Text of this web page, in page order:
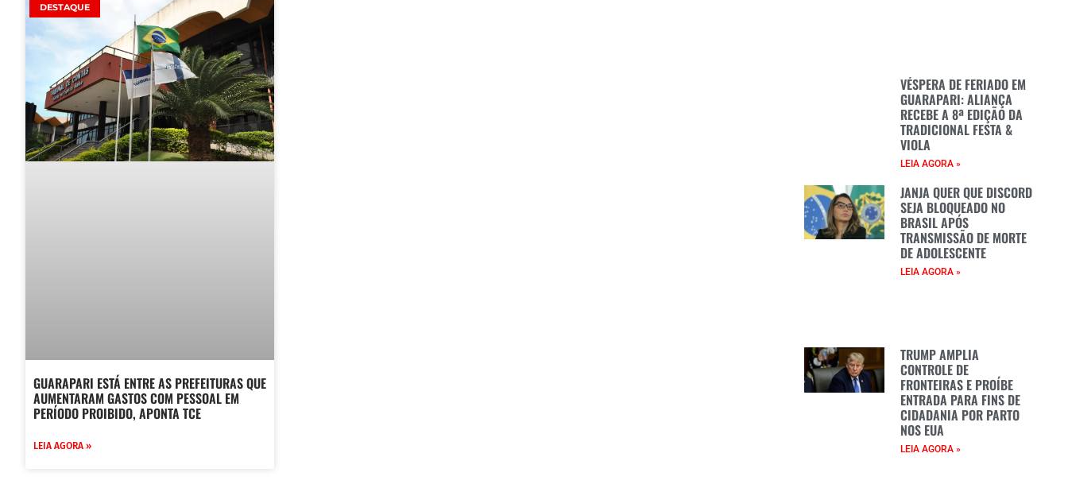
DESTAQUE
GUARAPARI ESTÁ ENTRE AS PREFEITURAS QUE
AUMENTARAM GASTOS COM PESSOAL EM
PERÍODO PROIBIDO, APONTA TCE
LEIA AGORA »
VÉSPERA DE FERIADO EM
GUARAPARI: ALIANÇA
RECEBE A 8ª EDIÇÃO DA
TRADICIONAL FESTA &
VIOLA
LEIA AGORA »
JANJA QUER QUE DISCORD
SEJA BLOQUEADO NO
BRASIL APÓS
TRANSMISSÃO DE MORTE
DE ADOLESCENTE
LEIA AGORA »
TRUMP AMPLIA
CONTROLE DE
FRONTEIRAS E PROÍBE
ENTRADA PARA FINS DE
CIDADANIA POR PARTO
NOS EUA
LEIA AGORA »